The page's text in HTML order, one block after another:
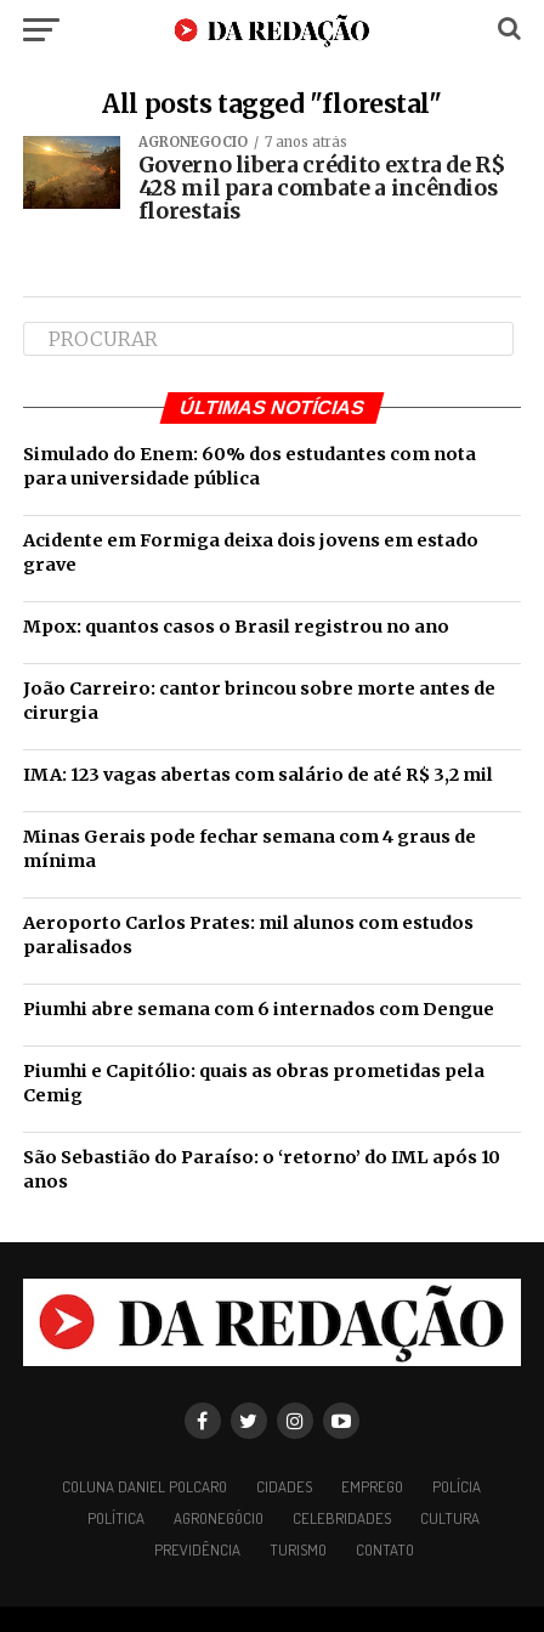
All posts tagged "florestal"
AGRONEGÓCIO 7 anos atrás
Governo libera crédito extra de R$
428 mil para combate a incêndios
florestais
ÚLTIMAS NOTÍCIAS
Simulado do Enem: 60% dos estudantes com nota
para universidade pública
Acidente em Formiga deixa dois jovens em estado
grave
Mpox: quantos casos o Brasil registrou no ano
João Carreiro: cantor brincou sobre morte antes de
cirurgia
IMA: 123 vagas abertas com salário de até R$ 3,2 mil
Minas Gerais pode fechar semana com 4 graus de
mínima
Aeroporto Carlos Prates: mil alunos com estudos
paralisados
Piumhi abre semana com 6 internados com Dengue
Piumhi e Capitólio: quais as obras prometidas pela
Cemig
São Sebastião do Paraíso: o ‘retorno’ do IML após 10
anos
COLUNA DANIEL POLCARO CIDADES EMPREGO
POLÍCIA
POLÍTICA
AGRONEGÓCIO CELEBRIDADES
CULTURA
PREVIDÊNCIA
TURISMO CONTATO